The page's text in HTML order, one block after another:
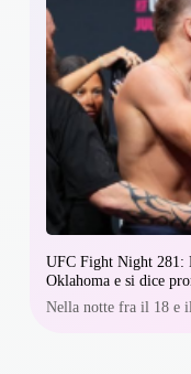
UFC Fight Night 281:
Oklahoma e si dice
Nella notte fra il 18 e